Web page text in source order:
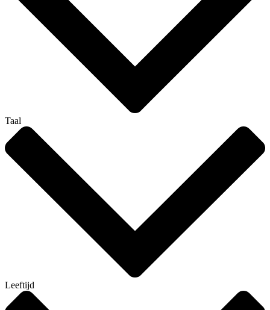
Taal
Leeftijd